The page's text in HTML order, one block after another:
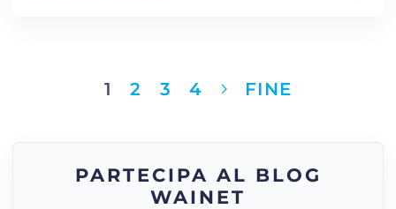
1 2 3 4 FINE
PARTECIPA AL BLOG
WAINET